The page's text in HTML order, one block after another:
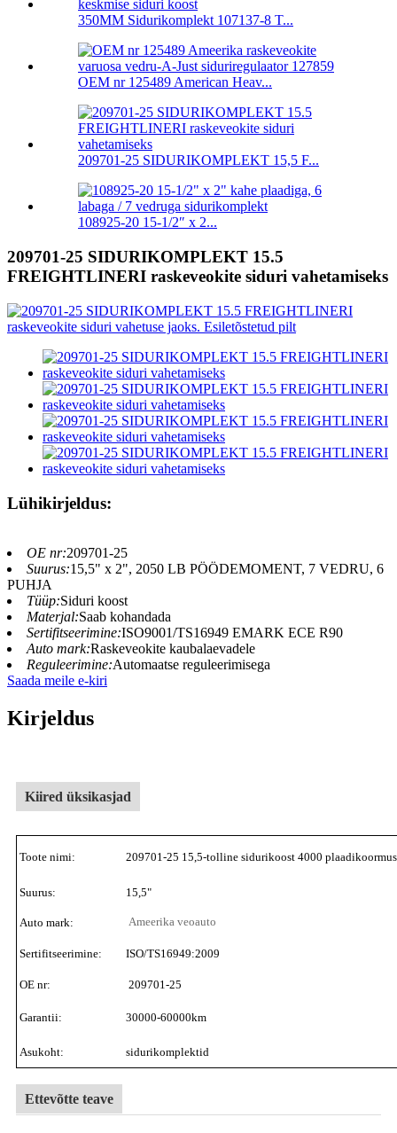
350MM Sidurikomplekt 107137-8 T...
OEM nr 125489 American Heav...
209701-25 SIDURIKOMPLEKT 15,5 F...
108925-20 15-1/2″ x 2...
209701-25 SIDURIKOMPLEKT 15.5
FREIGHTLINERI raskeveokite siduri vahetamiseks
Lühikirjeldus:
OE nr:209701-25
Suurus:15,5" x 2", 2050 LB PÖÖDEMOMENT, 7 VEDRU, 6
PUHJA
Tüüp:Siduri koost
Materjal:Saab kohandada
Sertifitseerimine:ISO9001/TS16949 EMARK ECE R90
Auto mark:Raskeveokite kaubalaevadele
Reguleerimine:Automaatse reguleerimisega
Saada meile e-kiri
Kirjeldus
Kiired üksikasjad
Toote nimi: 209701-25 15,5-tolline sidurikoost 4000
Suurus: 15,5"
Auto mark: Ameerika veoauto
Sertifitseerimine: ISO/TS16949:2009
OE nr: 209701-25
Garantii: 30000-60000km
Asukoht: sidurikomplektid
Ettevõtte teave